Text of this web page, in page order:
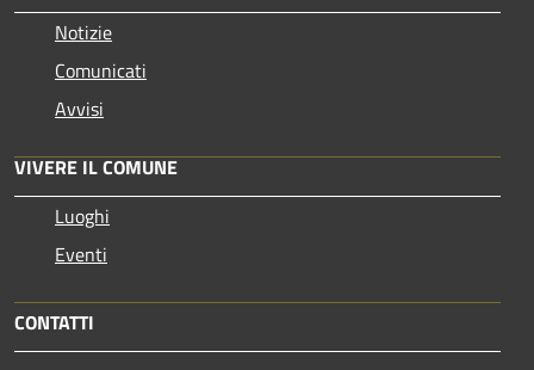
Notizie
Comunicati
Avvisi
VIVERE IL COMUNE
Luoghi
Eventi
CONTATTI